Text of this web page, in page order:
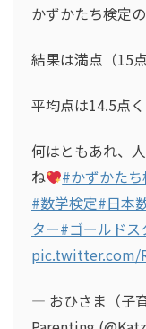
かずかたち検定
結果は満点（15
平均点は14.5点
何はともあれ、
ね
#かずかたち
#数学検定#日本
ター#ゴールドス
pic.twitter.com/
— おひさま（子